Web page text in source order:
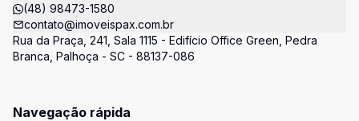
(48) 98473-1580
contato@imoveispax.com.br
Rua da Praça, 241, Sala 1115 - Edifício Office Green, Pedra
Branca, Palhoça - SC - 88137-086
Navegação rápida